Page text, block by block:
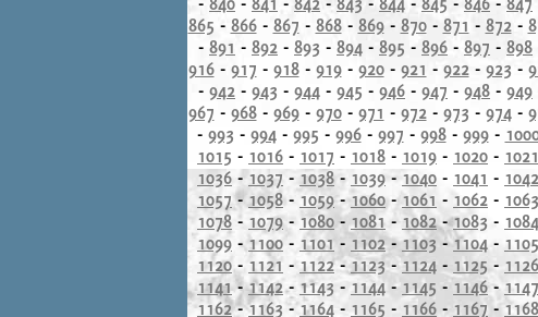
865 - 866- 867 - 868- 869- 870- 871 - 872-
- 891 - 892 - 893 - 894 - 895 - 896 - 897 - 898
916- 917 - 918- 919- 920- 921 - 922- 923 -
- 942 - 943 - 944 - 945 - 946 - 947 - 948 - 949
967 - 968- 969- 970- 971 - 972- 973 - 974-
- 993 - 994- 995 - 996- 997 - 998- 999-
1015 - 1016 - 1017 - 1018 - 1019 - 1020 - 1021
1036 - 1037 - 1038 - 1039 -1040 - 1041 - 1042
1057- 1058- 1059-1060- 1061 - 1062 - 1063
1078 - 1079- 1080 -1081 - 1082-1083 - 1084
1099 - 1100- 1101 - 1102-1103 -1104 - 1105
1120- 1121 - 1122- 1123-1124 - 1125 - 1126
1141-1142- 1143 - 1144 - 1145 - 1146 -1147
1162-1163 -1164 - 1165 - 1166 - 1167 - 1168